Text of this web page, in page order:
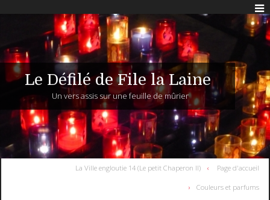
Le Défilé de File la Laine
Un vers assis sur une feuille de mûrier
La Ville engloutie 14 (Le petit Chaperon II) Page d'accueil
Couleurs et parfums